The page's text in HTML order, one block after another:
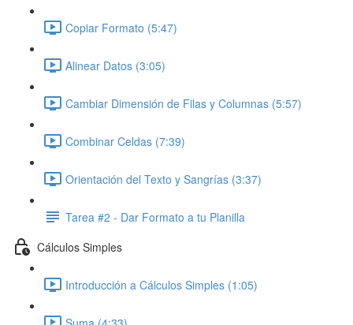
Copiar Formato (5:47)
Alinear Datos (3:05)
Cambiar Dimensión de Filas y Columnas (5:57)
Combinar Celdas (7:39)
Orientación del Texto y Sangrías (3:37)
Tarea #2 - Dar Formato a tu Planilla
Cálculos Simples
Introducción a Cálculos Simples (1:05)